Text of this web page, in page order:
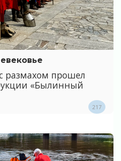
размахом прошел
«Былинный
217